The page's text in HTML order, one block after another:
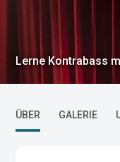
Lerne Kontrabass
ÜBER GALERIE